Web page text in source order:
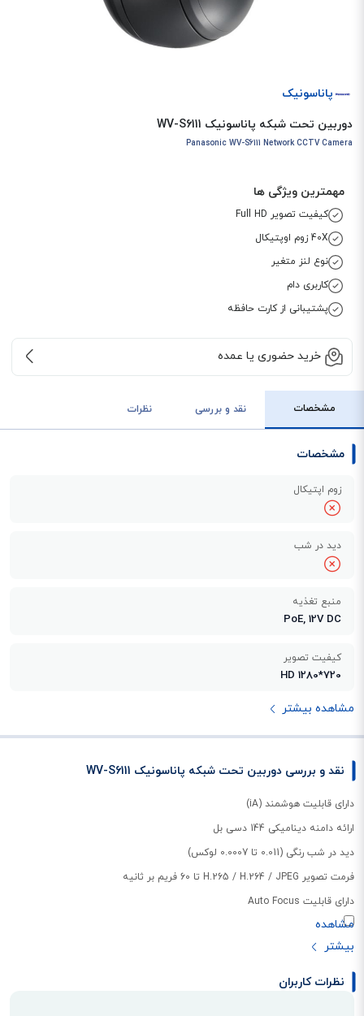
پاناسونیک
دوربین تحت شبکه پاناسونیک WV-S6111
Panasonic WV-S6111 Network CCTV Camera
مهمترین ویژگی ها
کیفیت تصویر Full HD
40X زوم اوپتیکال
نوع لنز متغیر
کاربری دام
پشتیبانی از کارت حافظه
خرید حضوری یا عمده
مشخصات نقد و بررسی نظرات
مشخصات
زوم اپتیکال
دید در شب
منبع تغذیه
PoE, 12V DC
کیفیت تصویر
HD 1280*720
مشاهده بیشتر
نقد و بررسی دوربین تحت شبکه پاناسونیک WV-S6111
دارای قابلیت هوشمند (iA)
ارائه دامنه دینامیکی 144 دسی بل
دید در شب رنگی (0.011 تا 0.0007 لوکس)
فرمت تصویر H.265 / H.264 / JPEG تا 60 فریم بر ثانیه
دارای قابلیت Auto Focus
نظرات کاربران